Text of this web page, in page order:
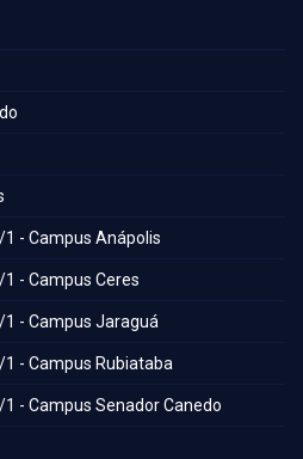
- Campus Anápolis
- Campus Ceres
- Campus Jaraguá
- Campus Rubiataba
- Campus Senador Canedo